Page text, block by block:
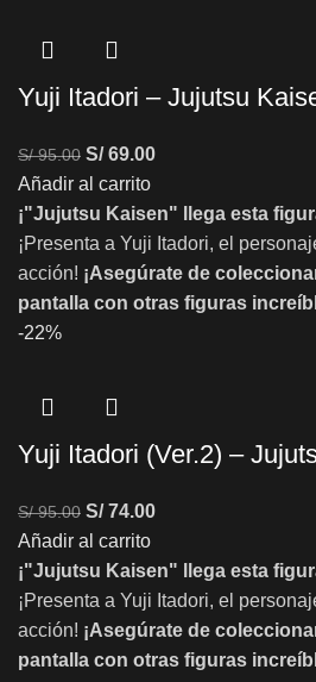
Yuji Itadori – Jujutsu
S/95.00 S/69.00
Añadir al carrito
¡"Jujutsu Kaisen" llega esta
¡Presenta a Yuji Itadori, el
acción! ¡Asegúrate de
pantalla con otras figuras
-22%
Yuji Itadori (Ver.2) –
S/95.00 S/74.00
Añadir al carrito
¡"Jujutsu Kaisen" llega esta
¡Presenta a Yuji Itadori, el
acción! ¡Asegúrate de
pantalla con otras figuras